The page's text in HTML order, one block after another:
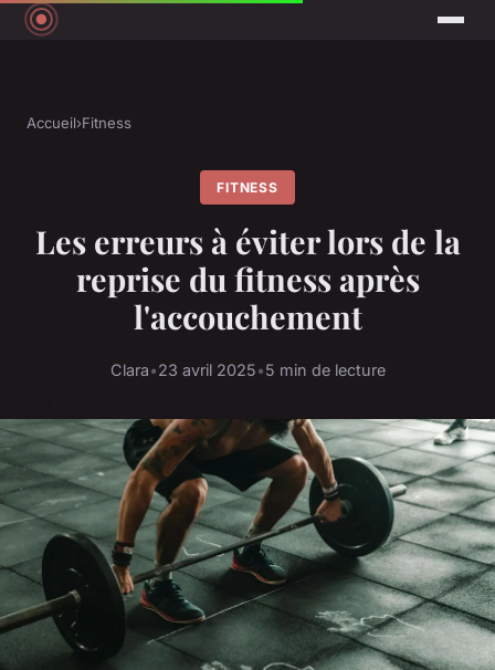
Accueil›Fitness
FITNESS
Les erreurs à éviter lors de la
reprise du fitness après
l'accouchement
Clara•23 avril 2025•5 min de lecture